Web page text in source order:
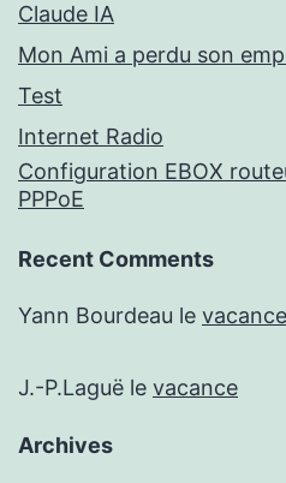
Claude IA
Mon Ami a perdu son
Test
Internet Radio
Configuration EBOX
PPPoE
Recent Comments
Yann Bourdeau le vacance
J.-P.Laguë le vacance
Archives